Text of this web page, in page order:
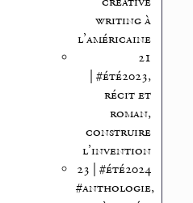
writing à
l’américaine
21
| #été2023,
récit et
roman,
construire
l’invention
23 | #été2024
#anthologie,